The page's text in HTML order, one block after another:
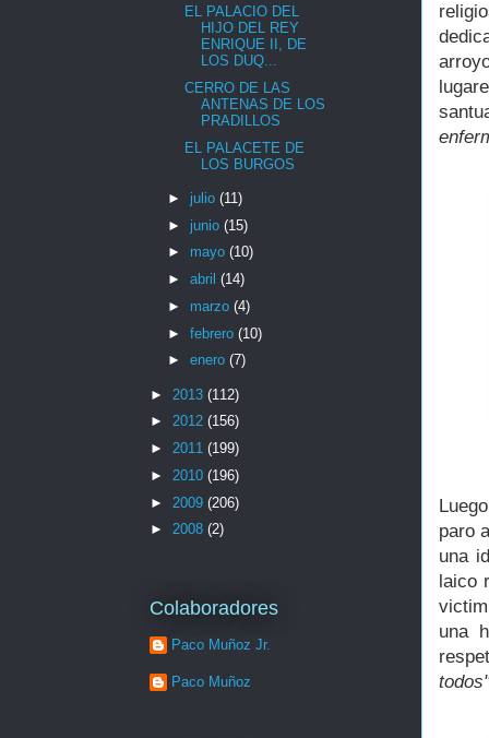
paro
una
laico
una
EL PALACIO DEL
HIJO DEL REY
ENRIQUE II, DE
LOS DUQ...
CERRO DE LAS
ANTENAS DE LOS
PRADILLOS
EL PALACETE DE
LOS BURGOS
► julio (11)
► junio (15)
► mayo (10)
► abril (14)
► marzo (4)
► febrero (10)
► enero (7)
► 2013 (112)
► 2012 (156)
► 2011 (199)
► 2010 (196)
► 2009 (206)
► 2008 (2)
Colaboradores
Paco Muñoz Jr.
Paco Muñoz